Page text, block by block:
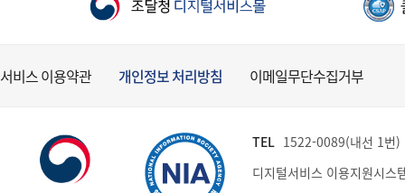
서비스 이용약관 개인정보 처리방침 이메일무단수집거부
TEL 1522-0089(내선 1번
디지털서비스 이용지원시스